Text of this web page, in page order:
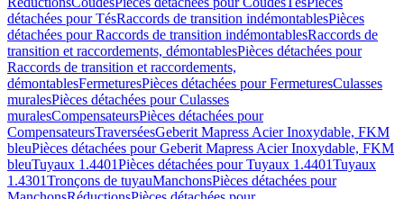
détachées pour TésRaccords de transition indémontablesPièces
détachées pour Raccords de transition indémontablesRaccords de
transition et raccordements, démontablesPièces détachées pour
Raccords de transition et raccordements,
démontablesFermeturesPièces détachées pour FermeturesCulasses
muralesPièces détachées pour Culasses
muralesCompensateursPièces détachées pour
CompensateursTraverséesGeberit Mapress Acier Inoxydable, FKM
bleuPièces détachées pour Geberit Mapress Acier Inoxydable, FKM
bleuTuyaux 1.4401Pièces détachées pour Tuyaux 1.4401Tuyaux
1.4301Tronçons de tuyauManchonsPièces détachées pour